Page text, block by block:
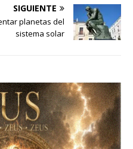
SIGUIENTE
planetas del
sistema solar